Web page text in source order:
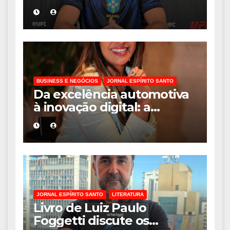
Osso” interrompe
trajetória de destaque no
MMA aos 34 anos
BUSINESS E NEGÓCIOS JORNAL ESPÍRITO SANTO
Da excelência automotiva
à inovação digital: a
trajetória internacional da
empresária Adriene Silva
JORNAL ESPÍRITO SANTO LITERATURA
Livro de Luiz Paulo
Foggetti discute os